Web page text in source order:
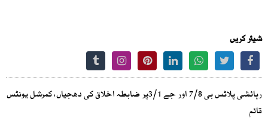
شیئر کریں
رہائشی پلاٹس بی 7/8 اور جے 3/1پر ضابطہ اخلاق کی دھجیاں، کمرشل یونٹس
قائم